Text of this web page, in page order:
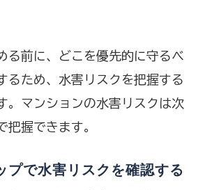
る前に、どこを優先的に守るべ
るため、水害リスクを把握する
。マンションの水害リスクは次
把握できます。
プで水害リスクを確認する